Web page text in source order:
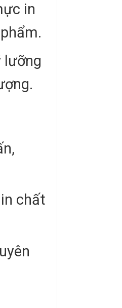
in
lưỡng
chất